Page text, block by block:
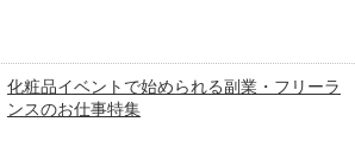
化粧品イベントで始められる副業・フリーラ
ンスのお仕事特集